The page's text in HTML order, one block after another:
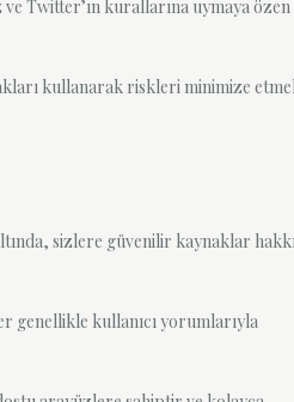
Twitter’ın kurallarına uymaya özen
kullanarak riskleri minimize
sizlere güvenilir kaynaklar
genellikle kullanıcı yorumlarıyla